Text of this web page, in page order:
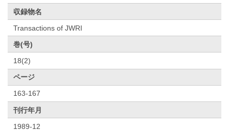
収録物名
Transactions of JWRI
巻(号)
18(2)
ページ
163-167
刊行年月
1989-12